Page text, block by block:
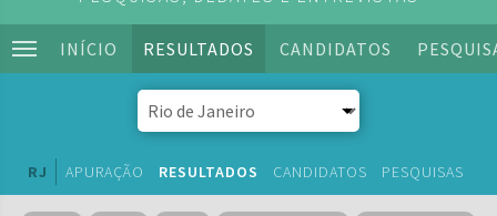
INÍCIO RESULTADOS CANDIDATOS
RJ APURAÇÃO RESULTADOS CANDIDATOS PESQUISAS